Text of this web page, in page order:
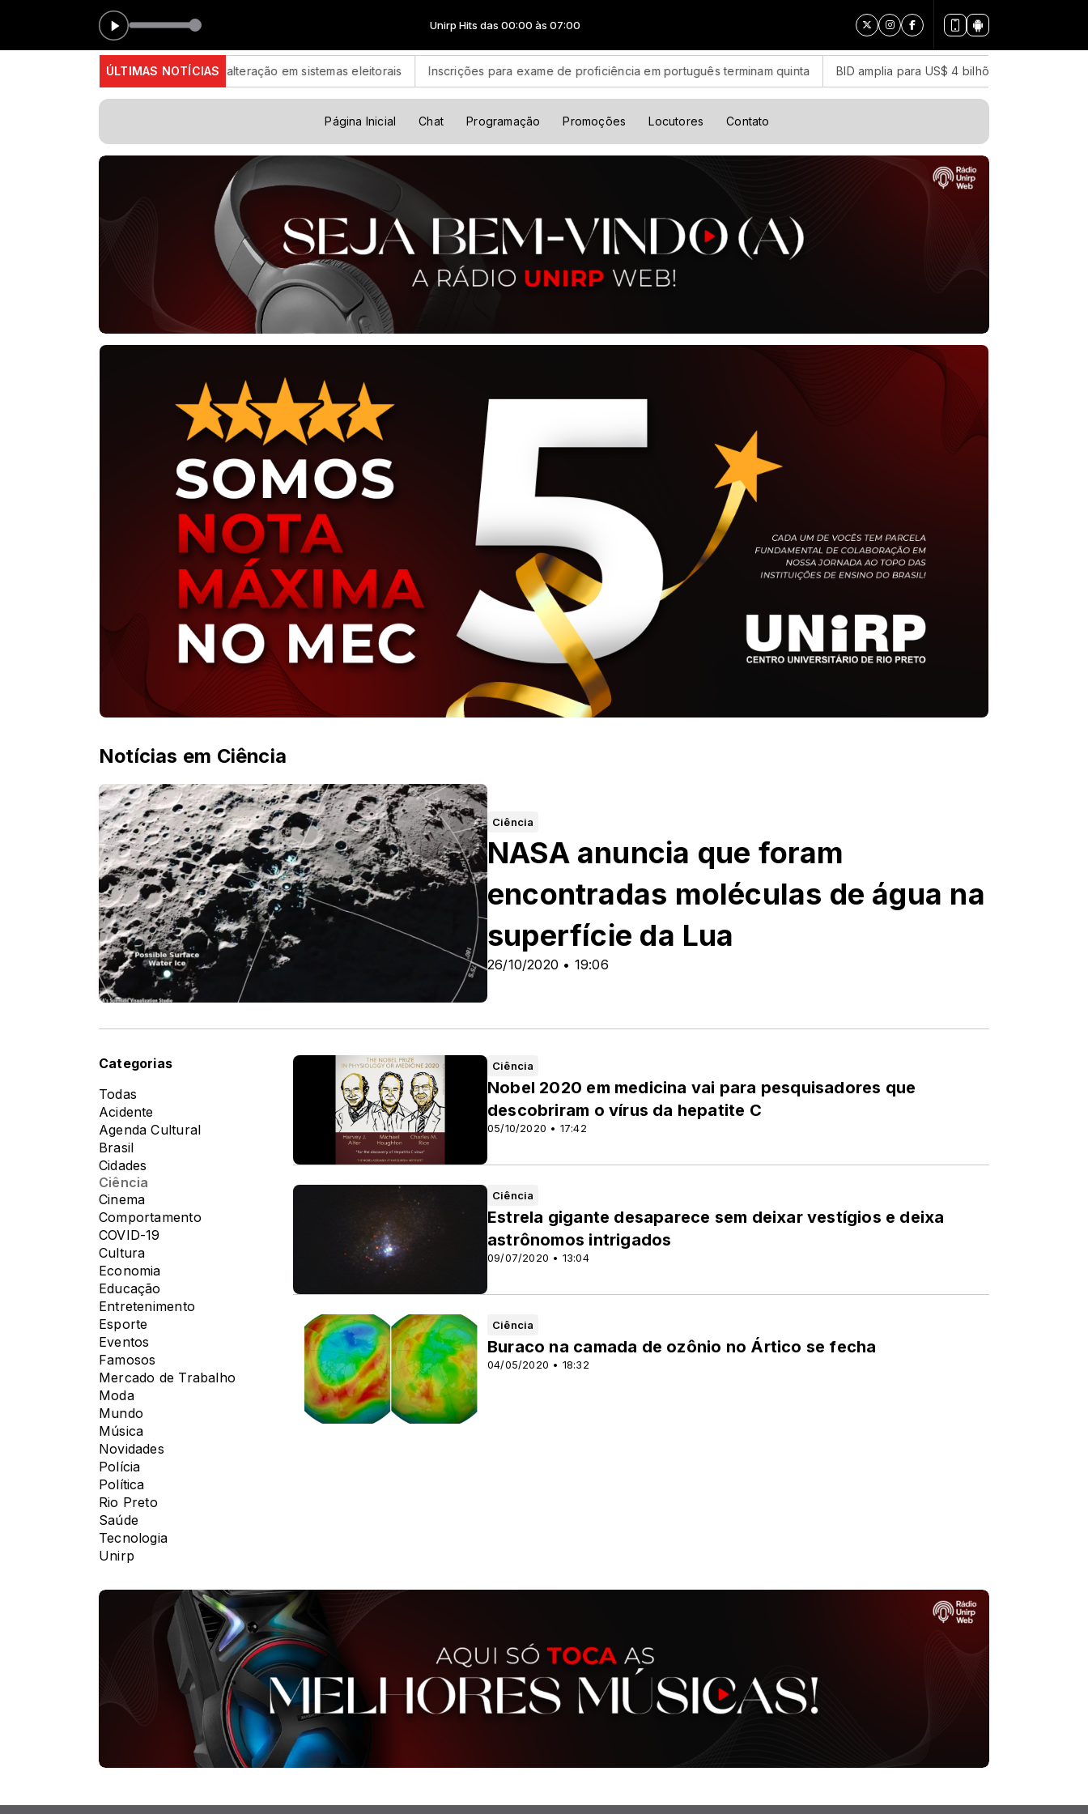
Unirp Hits das 00:00 às 07:00
ÚLTIMAS NOTÍCIAS
digital e lacração impedem alteração em sistemas eleitorais Inscrições para exame de proficiência em português terminam quinta BID amplia para US$ 4 bilhões o fundo para segurança na
Página Inicial Chat Programação Promoções Locutores Contato
Notícias em Ciência
Ciência
26/10/2020 • 19:06
NASA anuncia que foram
encontradas moléculas de água na
superfície da Lua
Categorias
Todas
Acidente
Agenda Cultural
Brasil
Cidades
Ciência
Cinema
Comportamento
COVID-19
Cultura
Economia
Educação
Entretenimento
Esporte
Eventos
Famosos
Mercado de Trabalho
Moda
Mundo
Música
Novidades
Polícia
Política
Rio Preto
Saúde
Tecnologia
Unirp
Ciência
05/10/2020 • 17:42
Nobel 2020 em medicina vai para pesquisadores que
descobriram o vírus da hepatite C
Ciência
09/07/2020 • 13:04
Estrela gigante desaparece sem deixar vestígios e deixa
astrônomos intrigados
Ciência
04/05/2020 • 18:32
Buraco na camada de ozônio no Ártico se fecha